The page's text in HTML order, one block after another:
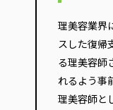
理美容業界
スした復帰
る理美容師
れるよう事
理美容師と